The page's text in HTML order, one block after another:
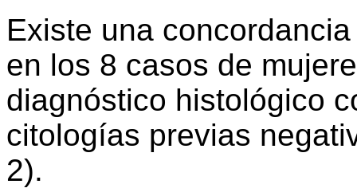
Existe una
en los 8 casos de
diagnóstico histológico
citologías previas
2).